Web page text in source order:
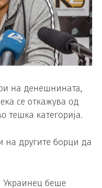
на денешнината,
се откажува од
тешка категорија.
другите борци да
Украинец беше